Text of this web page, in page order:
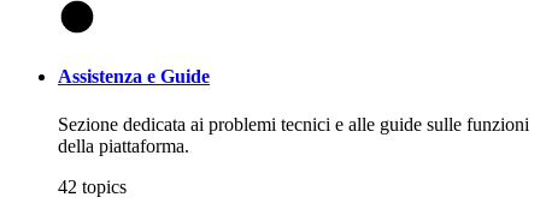
Assistenza e Guide
Sezione dedicata ai problemi tecnici e alle guide sulle funzioni
della piattaforma.
42 topics